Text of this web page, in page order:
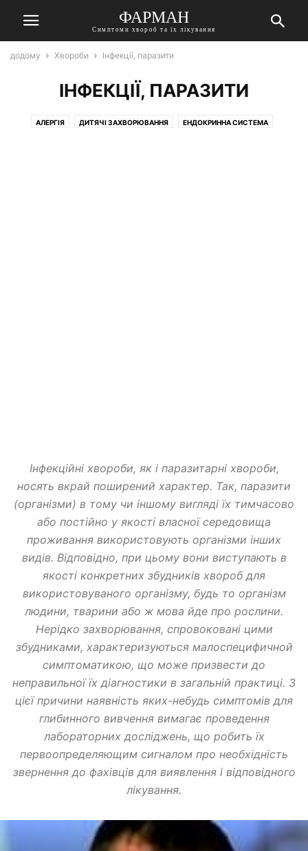
ФАРМАН
Симптоми хвороб та їх лікування
додому Хвороби Інфекції, паразити
ІНФЕКЦІЇ, ПАРАЗИТИ
АЛЕРГІЯ ДИТЯЧІ ЗАХВОРЮВАННЯ ЕНДОКРИННА СИСТЕМА
Інфекційні хвороби, як і паразитарні хвороби,
носять вкрай поширений характер. Так, паразити
(організми) в тому чи іншому вигляді їх тимчасово
або постійно у якості власної середовища
проживання використовують організми інших
видів. Відповідно, при цьому вони виступають в
якості конкретних збудників хвороб для
використовуваного організму, будь то організм
людини, тварини або ж мова йде про рослини.
Нерідко захворювання, спровоковані цими
збудниками, характеризуються малоспецифичной
симптоматикою, що може призвести до
неправильної їх діагностики в загальній практиці. З
цієї причини наявність яких-небудь симптомів для
глибинного вивчення вимагає проведення
лабораторних досліджень, що робить їх
первоопределяющим сигналом про необхідність
звернення до фахівців для виявлення і відповідного
лікування.
Вплив капельної стрічки на уникнення
розповсюдження хвороб серед рослин